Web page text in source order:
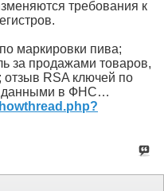
требования к
маркировки пива;
за продажами товаров,
RSA ключей по
данными в ФНС…